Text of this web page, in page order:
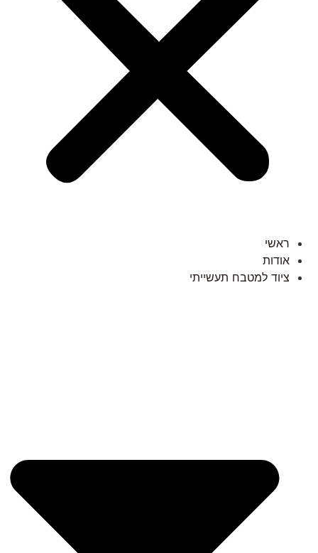
ראשי
אודות
ציוד למטבח תעשייתי